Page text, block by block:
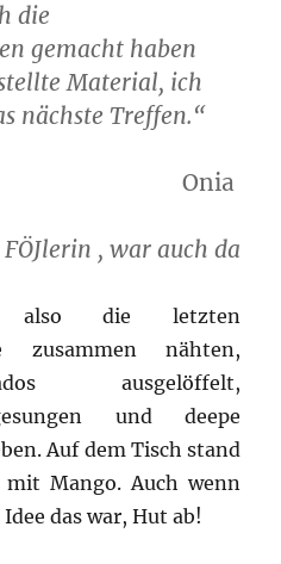
die
gemacht haben
Material, ich
nächste Treffen.“
Onia
FÖJlerin , war auch da
also die letzten
zusammen nähten,
ausgelöffelt,
und deepe
Auf dem Tisch stand
mit Mango. Auch wenn
das war, Hut ab!